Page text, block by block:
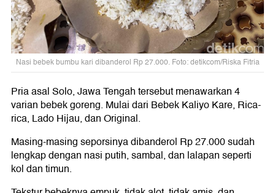
Nasi bebek bumbu kari dibanderol Rp 27.000. Foto: detikcom/Riska Fitria
Pria asal Solo, Jawa Tengah tersebut menawarkan 4
varian bebek goreng. Mulai dari Bebek Kaliyo Kare, Rica-
rica, Lado Hijau, dan Original.
Masing-masing seporsinya dibanderol Rp 27.000 sudah
lengkap dengan nasi putih, sambal, dan lalapan seperti
kol dan timun.